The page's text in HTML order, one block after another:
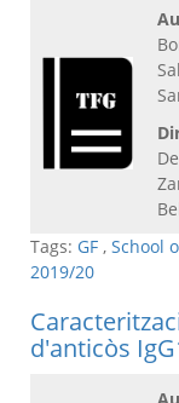
Tags: GF , School
2019/20
d'anticòs